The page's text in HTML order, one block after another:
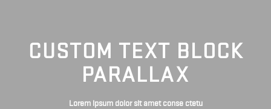
CUSTOM TEXT BLOCK
PARALLAX
Lorem ipsum dolor sit amet conse ctetu